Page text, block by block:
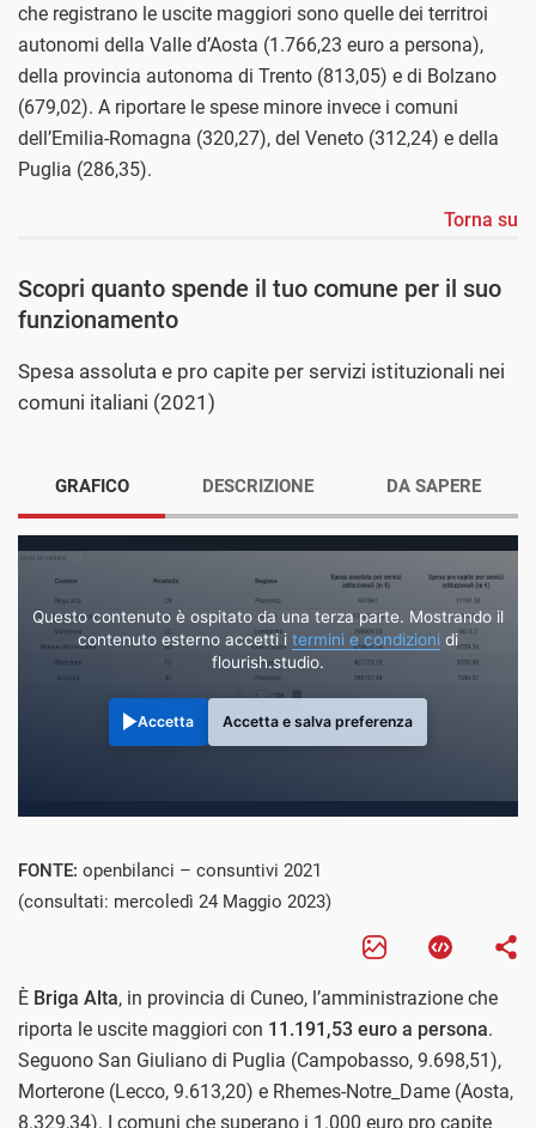
che registrano le uscite maggiori sono quelle dei territroi
autonomi della Valle d’Aosta (1.766,23 euro a persona),
della provincia autonoma di Trento (813,05) e di Bolzano
(679,02). A riportare le spese minore invece i comuni
dell’Emilia-Romagna (320,27), del Veneto (312,24) e della
Puglia (286,35).
Torna su
Scopri quanto spende il tuo comune per il suo
funzionamento
Spesa assoluta e pro capite per servizi istituzionali nei
comuni italiani (2021)
GRAFICO
Questo contenuto è ospitato da una terza parte. Mostrando il
contenuto esterno accetti i termini e condizioni di
flourish.studio.
Accetta Accetta e salva preferenza
DESCRIZIONE DA SAPERE
FONTE: openbilanci – consuntivi 2021
(consultati: mercoledì 24 Maggio 2023)
È Briga Alta, in provincia di Cuneo, l’amministrazione che
riporta le uscite maggiori con 11.191,53 euro a persona.
Seguono San Giuliano di Puglia (Campobasso, 9.698,51),
Morterone (Lecco, 9.613,20) e Rhemes-Notre_Dame (Aosta,
8.329,34). I comuni che superano i 1.000 euro pro capite